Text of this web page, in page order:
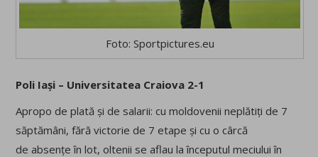
Foto: Sportpictures.eu
Poli Iași – Universitatea Craiova 2-1
Apropo de plată și de salarii: cu moldovenii neplătiți de 7
săptămâni, fără victorie de 7 etape și cu o cârcă
de absențe în lot, oltenii se aflau la începutul meciului în